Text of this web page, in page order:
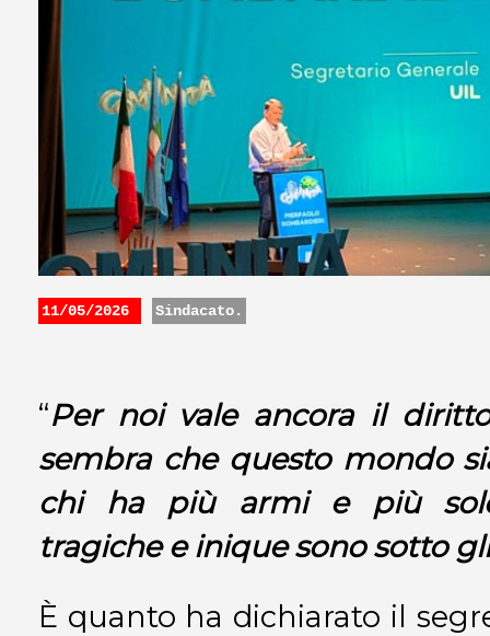
11/05/2026 Sindacato.
“Per noi vale ancora il
sembra che questo mondo
chi ha più armi e più
tragiche e inique sono sotto
È quanto ha dichiarato il